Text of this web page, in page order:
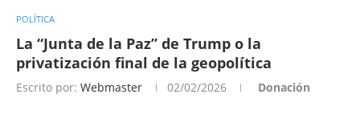
POLÍTICA
La “Junta de la Paz” de Trump o la
privatización final de la geopolítica
Escrito por: Webmaster 02/02/2026 Donación